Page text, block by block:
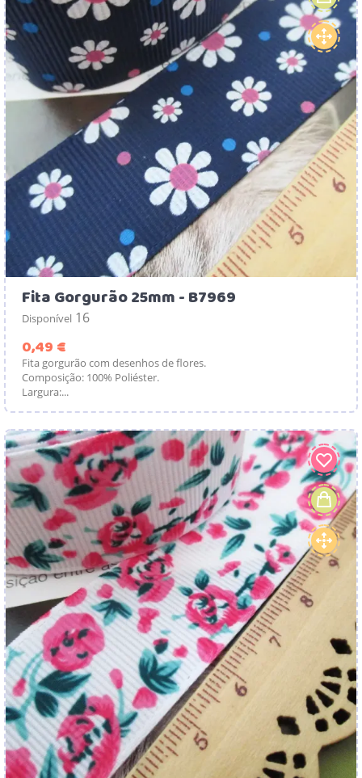
Fita Gorgurão 25mm - B7969
Disponível 16
0,49 €
Fita gorgurão com desenhos de flores.
Composição: 100% Poliéster.
Largura:...